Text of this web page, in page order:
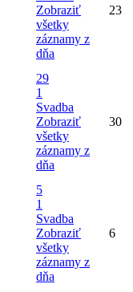
Zobraziť
všetky
záznamy z
dňa
23
29
1
Svadba
Zobraziť
všetky
záznamy z
dňa
30
5
1
Svadba
Zobraziť
všetky
záznamy z
dňa
6